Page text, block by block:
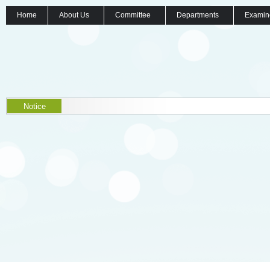
Home About Us Committee Departments
Notice